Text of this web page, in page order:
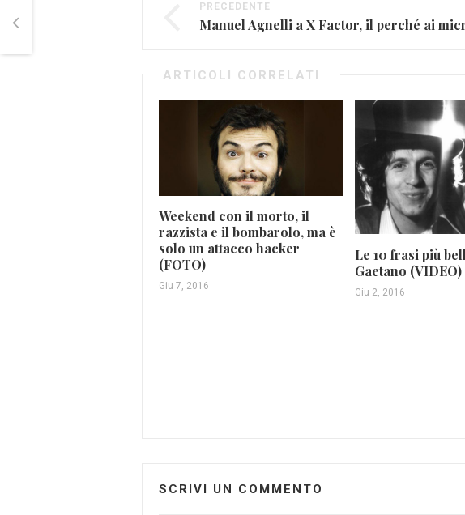
PRECEDENTE
ARTICOLI CORRELATI
Weekend con il morto, il
razzista e il bombarolo, ma è
solo un attacco hacker
(FOTO)
Giu 7, 2016
Le 10 frasi più
Gaetano (VIDEO)
Giu 2, 2016
SCRIVI UN COMMENTO